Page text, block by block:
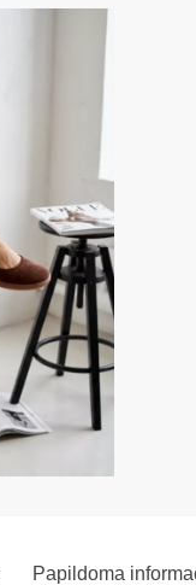
Papildoma